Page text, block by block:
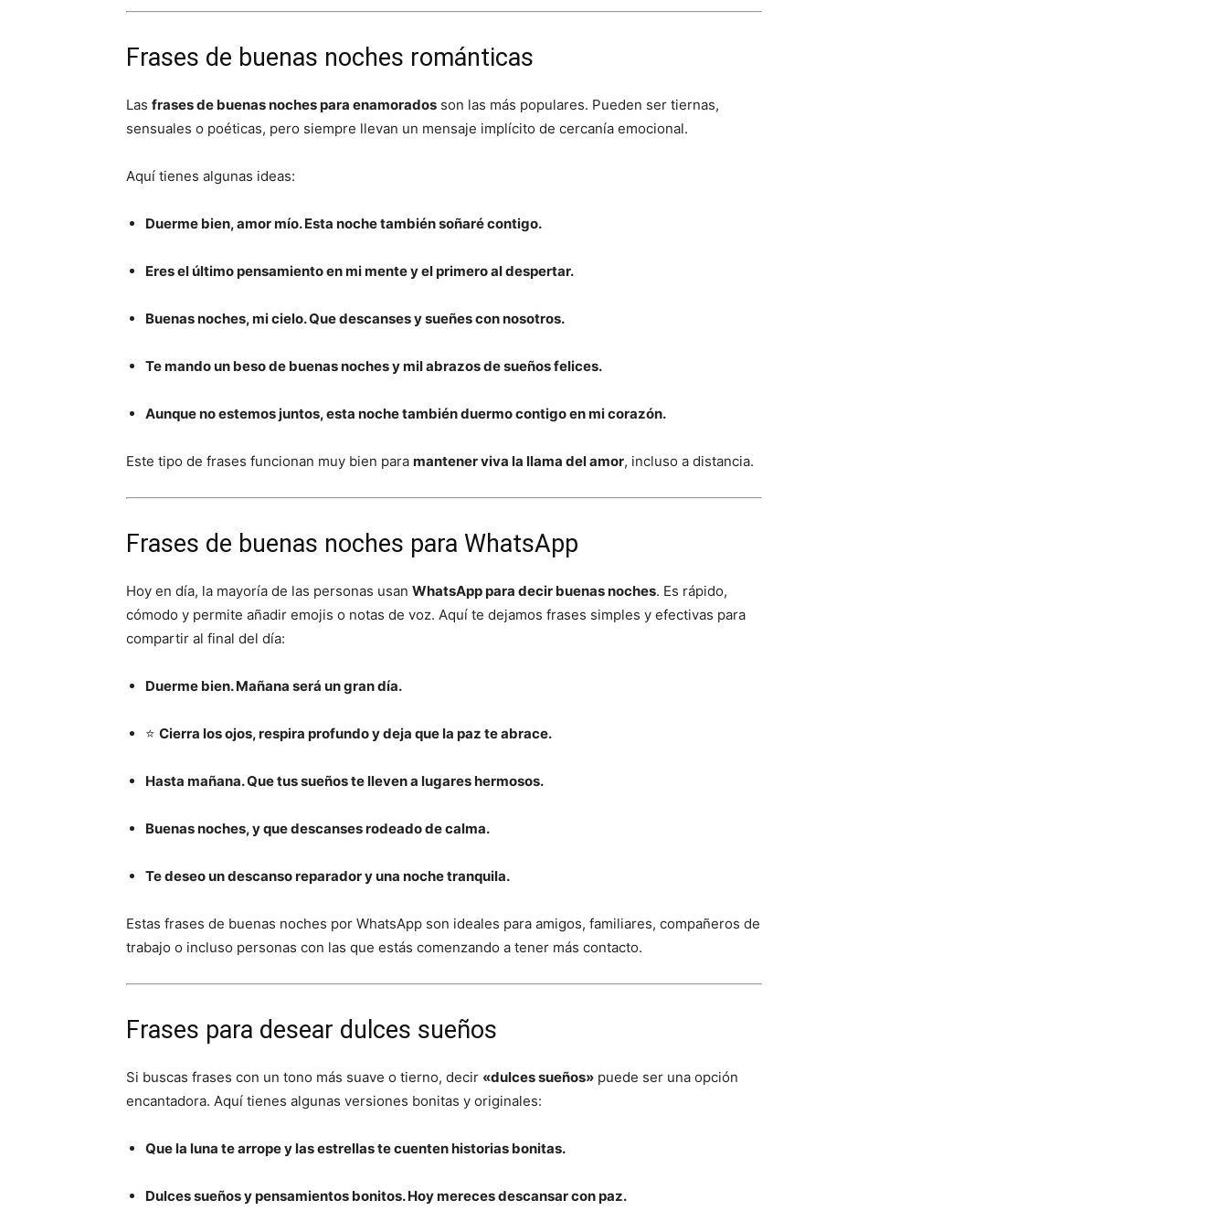
Frases de buenas noches románticas
Las frases de buenas noches para enamorados son las más populares. Pueden ser tiernas,
sensuales o poéticas, pero siempre llevan un mensaje implícito de cercanía emocional.
Aquí tienes algunas ideas:
Duerme bien, amor mío. Esta noche también soñaré contigo.
Eres el último pensamiento en mi mente y el primero al despertar.
Buenas noches, mi cielo. Que descanses y sueñes con nosotros.
Te mando un beso de buenas noches y mil abrazos de sueños felices.
Aunque no estemos juntos, esta noche también duermo contigo en mi corazón.
Este tipo de frases funcionan muy bien para mantener viva la llama del amor, incluso a distancia.
Frases de buenas noches para WhatsApp
Hoy en día, la mayoría de las personas usan WhatsApp para decir buenas noches. Es rápido,
cómodo y permite añadir emojis o notas de voz. Aquí te dejamos frases simples y efectivas para
compartir al final del día:
Duerme bien. Mañana será un gran día.
⭐ Cierra los ojos, respira profundo y deja que la paz te abrace.
Hasta mañana. Que tus sueños te lleven a lugares hermosos.
Buenas noches, y que descanses rodeado de calma.
Te deseo un descanso reparador y una noche tranquila.
Estas frases de buenas noches por WhatsApp son ideales para amigos, familiares, compañeros de
trabajo o incluso personas con las que estás comenzando a tener más contacto.
Frases para desear dulces sueños
Si buscas frases con un tono más suave o tierno, decir «dulces sueños» puede ser una opción
encantadora. Aquí tienes algunas versiones bonitas y originales:
Que la luna te arrope y las estrellas te cuenten historias bonitas.
Dulces sueños y pensamientos bonitos. Hoy mereces descansar con paz.